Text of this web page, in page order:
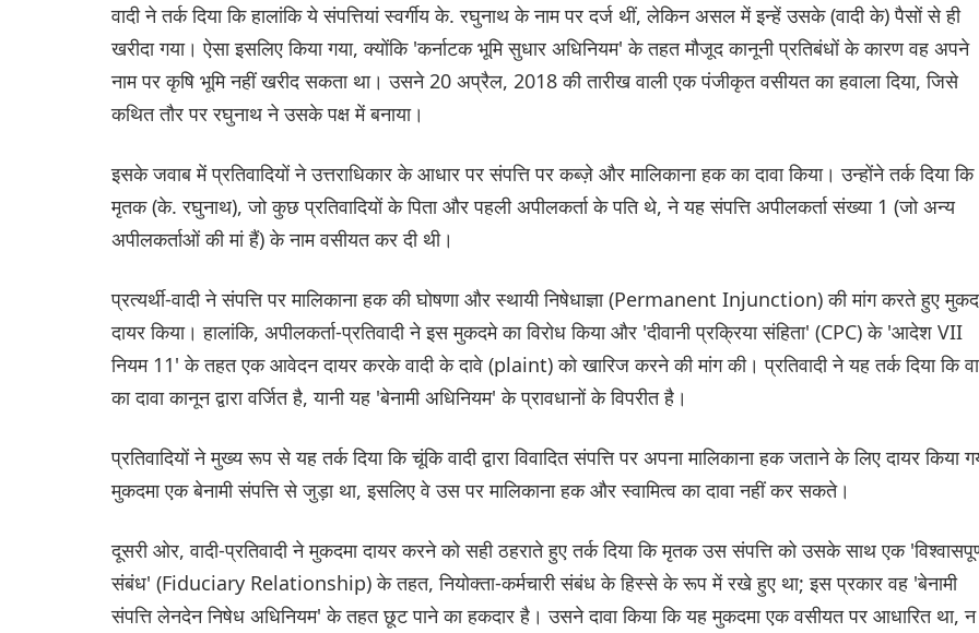
वादी ने तर्क दिया कि हालांकि ये संपत्तियां स्वर्गीय के. रघुनाथ के नाम पर दर्ज थीं, लेकिन असल में इन्हें उसके (वादी के) पैसों से ही
खरीदा गया। ऐसा इसलिए किया गया, क्योंकि 'कर्नाटक भूमि सुधार अधिनियम' के तहत मौजूद कानूनी प्रतिबंधों के कारण वह अपने
नाम पर कृषि भूमि नहीं खरीद सकता था। उसने 20 अप्रैल, 2018 की तारीख वाली एक पंजीकृत वसीयत का हवाला दिया, जिसे
कथित तौर पर रघुनाथ ने उसके पक्ष में बनाया।
इसके जवाब में प्रतिवादियों ने उत्तराधिकार के आधार पर संपत्ति पर कब्ज़े और मालिकाना हक का दावा किया। उन्होंने तर्क दिया कि
मृतक (के. रघुनाथ), जो कुछ प्रतिवादियों के पिता और पहली अपीलकर्ता के पति थे, ने यह संपत्ति अपीलकर्ता संख्या 1 (जो अन्य
अपीलकर्ताओं की मां हैं) के नाम वसीयत कर दी थी।
प्रत्यर्थी-वादी ने संपत्ति पर मालिकाना हक की घोषणा और स्थायी निषेधाज्ञा (Permanent Injunction) की मांग करते हुए
दायर किया। हालांकि, अपीलकर्ता-प्रतिवादी ने इस मुकदमे का विरोध किया और 'दीवानी प्रक्रिया संहिता' (CPC) के 'आदेश VII
नियम 11' के तहत एक आवेदन दायर करके वादी के दावे (plaint) को खारिज करने की मांग की। प्रतिवादी ने यह तर्क दिया कि
का दावा कानून द्वारा वर्जित है, यानी यह 'बेनामी अधिनियम' के प्रावधानों के विपरीत है।
प्रतिवादियों ने मुख्य रूप से यह तर्क दिया कि चूंकि वादी द्वारा विवादित संपत्ति पर अपना मालिकाना हक जताने के लिए दायर किया
मुकदमा एक बेनामी संपत्ति से जुड़ा था, इसलिए वे उस पर मालिकाना हक और स्वामित्व का दावा नहीं कर सकते।
दूसरी ओर, वादी-प्रतिवादी ने मुकदमा दायर करने को सही ठहराते हुए तर्क दिया कि मृतक उस संपत्ति को उसके साथ एक
संबंध' (Fiduciary Relationship) के तहत, नियोक्ता-कर्मचारी संबंध के हिस्से के रूप में रखे हुए था; इस प्रकार वह 'बेनामी
संपत्ति लेनदेन निषेध अधिनियम' के तहत छूट पाने का हकदार है। उसने दावा किया कि यह मुकदमा एक वसीयत पर आधारित था, न